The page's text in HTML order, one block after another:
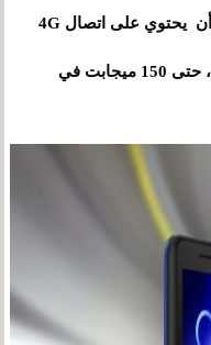
الشئ المميز و اللافت في الهاتف هو أن يحتوي على اتصال 4G
حتى نتمكن من التصفح بأقصى سرعة ، حتى 150 ميجابت في